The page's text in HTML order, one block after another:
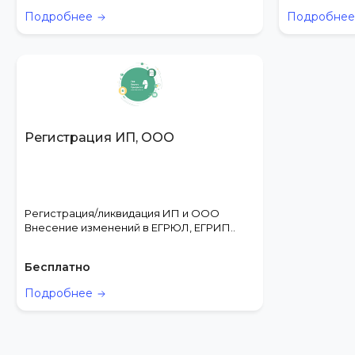
Подробнее
Подробнее
Регистрация ИП, ООО
Регистрация/ликвидация ИП и ООО
Внесение изменений в ЕГРЮЛ, ЕГРИП..
Бесплатно
Подробнее